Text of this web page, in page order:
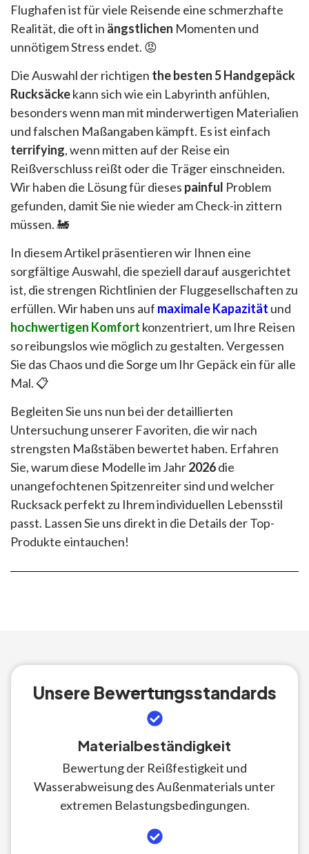
Flughafen ist für viele Reisende eine schmerzhafte
Realität, die oft in ängstlichen Momenten und
unnötigem Stress endet. 😡
Die Auswahl der richtigen the besten 5 Handgepäck
Rucksäckekann sich wie ein Labyrinth anfühlen,
besonders wenn man mit minderwertigen Materialien
und falschen Maßangaben kämpft. Es ist einfach
terrifying, wenn mitten auf der Reise ein
Reißverschluss reißt oder die Träger einschneiden.
Wir haben die Lösung für dieses painful Problem
gefunden, damit Sie nie wieder am Check-in zittern
müssen. 🚂
In diesem Artikel präsentieren wir Ihnen eine
sorgfältige Auswahl, die speziell darauf ausgerichtet
ist, die strengen Richtlinien der Fluggesellschaften zu
erfüllen. Wir haben uns auf maximale Kapazität und
hochwertigen Komfort konzentriert, um Ihre Reisen
so reibungslos wie möglich zu gestalten. Vergessen
Sie das Chaos und die Sorge um Ihr Gepäck ein für alle
Mal. 📋
Begleiten Sie uns nun bei der detaillierten
Untersuchung unserer Favoriten, die wir nach
strengsten Maßstäben bewertet haben. Erfahren
Sie, warum diese Modelle im Jahr2026die
unangefochtenen Spitzenreiter sind und welcher
Rucksack perfekt zu Ihrem individuellen Lebensstil
passt. Lassen Sie uns direkt in die Details der Top-
Produkte eintauchen!
Unsere Bewertungsstandards
Materialbeständigkeit
Bewertung der Reißfestigkeit und
Wasserabweisung des Außenmaterials unter
extremen Belastungsbedingungen.